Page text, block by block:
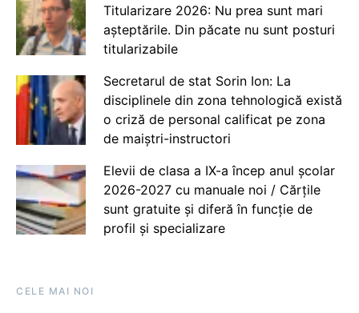
Titularizare 2026: Nu prea sunt mari
așteptările. Din păcate nu sunt posturi
titularizabile
Secretarul de stat Sorin Ion: La
disciplinele din zona tehnologică există
o criză de personal calificat pe zona
de maiștri-instructori
Elevii de clasa a IX-a încep anul școlar
2026-2027 cu manuale noi / Cărțile
sunt gratuite și diferă în funcție de
profil și specializare
CELE MAI NOI